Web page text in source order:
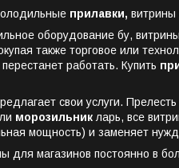
прилавки, витрины
оборудование бу,
также торговое или
работать. Купить
свои услуги.
морозильник ларь, все
мощность) и заменяет
для магазинов постоянно в